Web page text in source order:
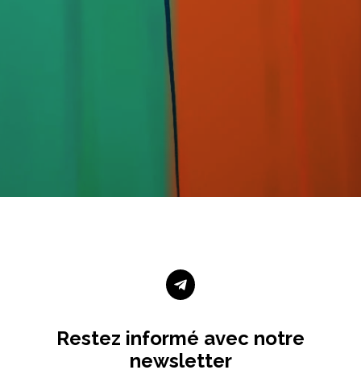

Restez informé avec notre
newsletter